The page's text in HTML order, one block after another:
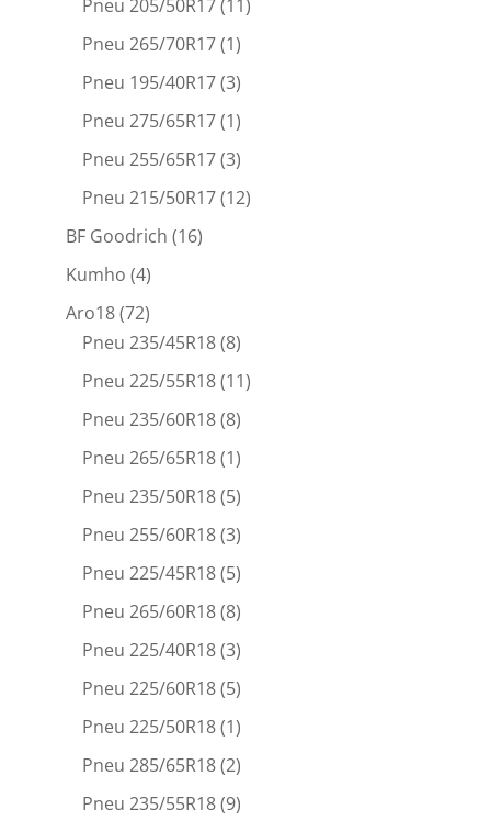
Pneu 205/50R17 (11)
Pneu 265/70R17(1)
Pneu 195/40R17(3)
Pneu 275/65R17(1)
Pneu 255/65R17(3)
Pneu 215/50R17(12)
BF Goodrich (16)
Kumho (4)
Aro18(72)
Pneu 235/45R18(8)
Pneu 225/55R18(11)
Pneu 235/60R18(8)
Pneu 265/65R18(1)
Pneu 235/50R18(5)
Pneu 255/60R18(3)
Pneu 225/45R18(5)
Pneu 265/60R18(8)
Pneu 225/40R18(3)
Pneu 225/60R18(5)
Pneu 225/50R18(1)
Pneu 285/65R18(2)
Pneu 235/55R18(9)